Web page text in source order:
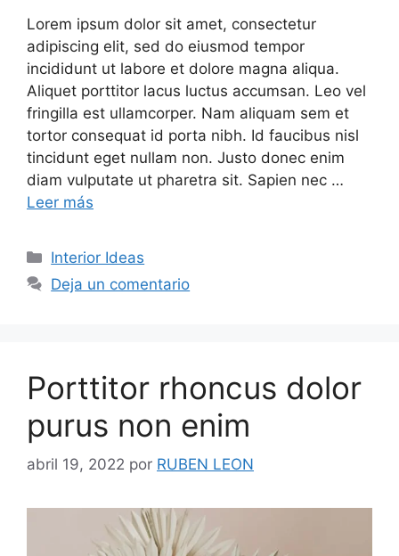
Lorem ipsum dolor sit amet, consectetur
adipiscing elit, sed do eiusmod tempor
incididunt ut labore et dolore magna aliqua.
Aliquet porttitor lacus luctus accumsan. Leo vel
fringilla est ullamcorper. Nam aliquam sem et
tortor consequat id porta nibh. Id faucibus nisl
tincidunt eget nullam non. Justo donec enim
diam vulputate ut pharetra sit. Sapien nec …
Leer más
Categorías
Interior Ideas
Deja un comentario
Porttitor rhoncus dolor
purus non enim
abril 19, 2022 por RUBEN LEON